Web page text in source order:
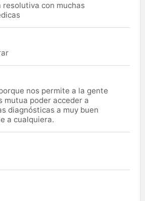
resolutiva con muchas
nos permite a la gente
mutua poder acceder a
diagnósticas a muy buen
a cualquiera.